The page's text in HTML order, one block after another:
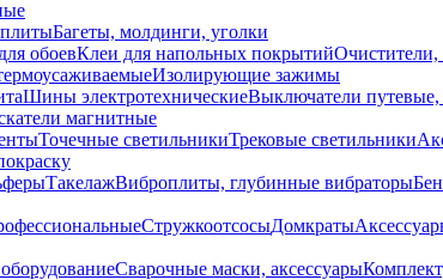
Багеты, молдинги, уголки
обоевКлеи для напольных покрытийОчистители,
Изолирующие зажимы
Шины электротехническиеВыключатели
магнитные
Точечные светильникиТрековые светильники
ТакелажВиброплиты, глубинные вибраторы
СтружкоотсосыДомкраты
Сварочные маски, аксессуары